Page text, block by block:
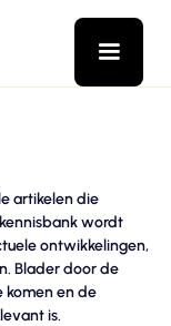
artikelen die
wordt
ontwikkelingen,
Blader door de
en de
is.